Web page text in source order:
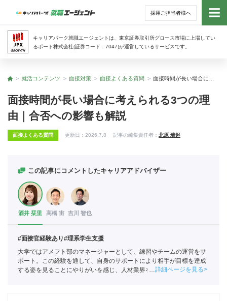
採用ご担当者様へ
キャリアパーク就職エージェントは、東京証券取引所グロース市場に上場してい
るポート株式会社(証券コード：7047)が運営しているサービスです。
トッ
トップ
就活コンテンツ 面接対策 面接よくある質問
面接時間が長い場合に考えられる3つの理
由｜合否への影響も解説
面接よくある質問 更新日： 2026.7.8 記事の編集責任者： 北原 瑞起
この記事にコメントしたキャリアアドバイザー
酒井 栞里 高橋 宙 吉川 智也
#面接官経験あり#理系学生支援
大学ではアメフト部のマネージャーとして、練習やチームの運営をサ
ポート。この経験を通して、自身のサポートにより相手が目標を達成
する姿を見ることにやりがいを感じ、人材業界を目指す。ポートに新
詳細ページを見る